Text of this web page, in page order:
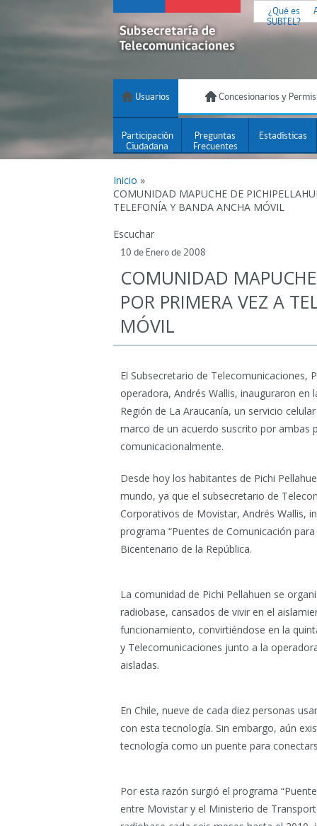
¿Qué es
SUBTEL?
Usuarios Concesionarios y
Participación
Ciudadana
Preguntas
Frecuentes
Estadísticas
Inicio »
COMUNIDAD MAPUCHE DE
TELEFONÍA Y BANDA ANCHA MÓVIL
Escuchar
10 de Enero de 2008
COMUNIDAD
POR PRIMERA VEZ A
MÓVIL
El Subsecretario de Telecomunicaciones,
operadora, Andrés Wallis, inauguraron en
Región de La Araucanía, un servicio
marco de un acuerdo suscrito por ambas
comunicacionalmente.
Desde hoy los habitantes de Pichi
mundo, ya que el subsecretario de
Corporativos de Movistar, Andrés Wallis,
programa “Puentes de Comunicación
Bicentenario de la República.
La comunidad de Pichi Pellahuen se
radiobase, cansados de vivir en el
funcionamiento, convirtiéndose en la
y Telecomunicaciones junto a la
aisladas.
En Chile, nueve de cada diez personas
con esta tecnología. Sin embargo, aún
tecnología como un puente para
Por esta razón surgió el programa
entre Movistar y el Ministerio de